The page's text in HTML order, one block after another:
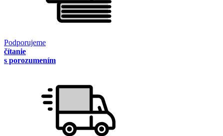
Podporujeme
čítanie
s porozumením